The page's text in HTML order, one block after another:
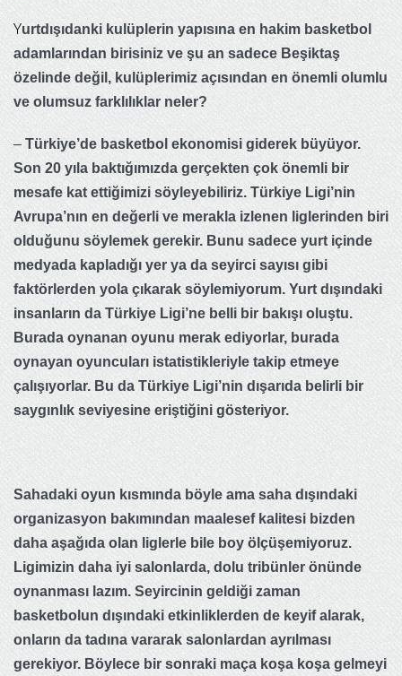
Yurtdışıdanki kulüplerin yapısına en hakim basketbol
adamlarından birisiniz ve şu an sadece Beşiktaş
özelinde değil, kulüplerimiz açısından en önemli olumlu
ve olumsuz farklılıklar neler?
– Türkiye’de basketbol ekonomisi giderek büyüyor.
Son 20 yıla baktığımızda gerçekten çok önemli bir
mesafe kat ettiğimizi söyleyebiliriz. Türkiye Ligi’nin
Avrupa’nın en değerli ve merakla izlenen liglerinden biri
olduğunu söylemek gerekir. Bunu sadece yurt içinde
medyada kapladığı yer ya da seyirci sayısı gibi
faktörlerden yola çıkarak söylemiyorum. Yurt dışındaki
insanların da Türkiye Ligi’ne belli bir bakışı oluştu.
Burada oynanan oyunu merak ediyorlar, burada
oynayan oyuncuları istatistikleriyle takip etmeye
çalışıyorlar. Bu da Türkiye Ligi’nin dışarıda belirli bir
saygınlık seviyesine eriştiğini gösteriyor.
Sahadaki oyun kısmında böyle ama saha dışındaki
organizasyon bakımından maalesef kalitesi bizden
daha aşağıda olan liglerle bile boy ölçüşemiyoruz.
Ligimizin daha iyi salonlarda, dolu tribünler önünde
oynanması lazım. Seyircinin geldiği zaman
basketbolun dışındaki etkinliklerden de keyif alarak,
onların da tadına vararak salonlardan ayrılması
gerekiyor. Böylece bir sonraki maça koşa koşa gelmeyi